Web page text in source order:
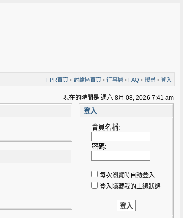
FPR首頁 • 討論區首頁 • 行事曆 • FAQ • 搜尋 • 登入
現在的時間是 週六 8月 08, 2026 7:41 am
登入
會員名稱:
密碼:
每次瀏覽時自動登入
登入隱藏我的上線狀態